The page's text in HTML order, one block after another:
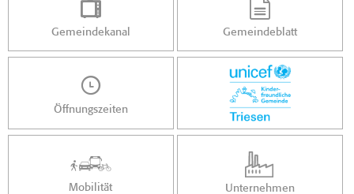
Gemeindekanal Gemeindeblatt
Öffnungszeiten
Mobilität Unternehmen